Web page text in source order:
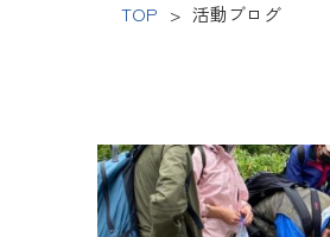
TOP > 活動ブログ